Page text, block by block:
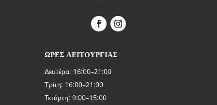
ΩΡΕΣ ΛΕΙΤΟΥΡΓΙΑΣ
Δευτέρα: 16:00–21:00
Τρίτη: 16:00–21:00
Τετάρτη: 9:00–15:00